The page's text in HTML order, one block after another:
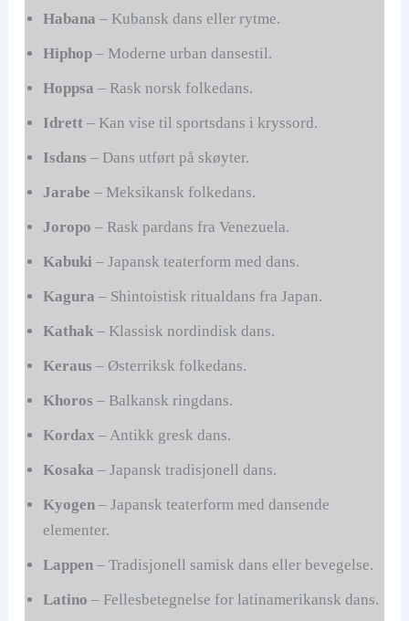
Habana – Kubansk dans eller rytme.
Hiphop– Moderne urban dansestil.
Hoppsa – Rask norsk folkedans.
Idrett – Kan vise til sportsdans i kryssord.
Isdans – Dans utført på skøyter.
Jarabe – Meksikansk folkedans.
Joropo – Rask pardans fra Venezuela.
Kabuki – Japansk teaterform med dans.
Kagura – Shintoistisk ritualdans fra Japan.
Kathak– Klassisk nordindisk dans.
Keraus – Østerriksk folkedans.
Khoros – Balkansk ringdans.
Kordax – Antikk gresk dans.
Kosaka – Japansk tradisjonell dans.
Kyogen– Japansk teaterform med dansende
elementer.
Lappen– Tradisjonell samisk dans eller bevegelse.
Latino – Fellesbetegnelse for latinamerikansk dans.